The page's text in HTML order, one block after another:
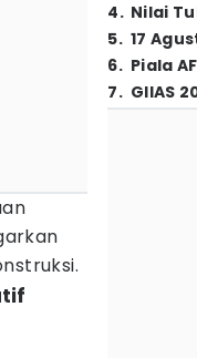
4. Nilai
5. 17
6. Piala
7. GIIAS